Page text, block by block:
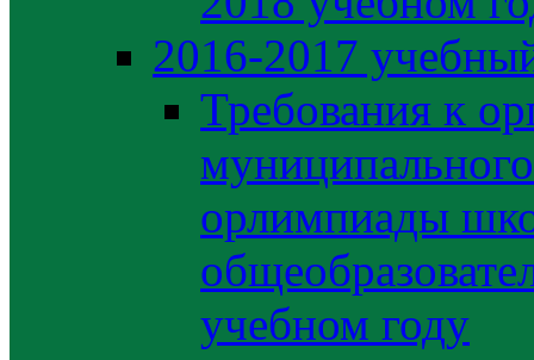
2016-2017
Требования к
орлимпиады
учебном году